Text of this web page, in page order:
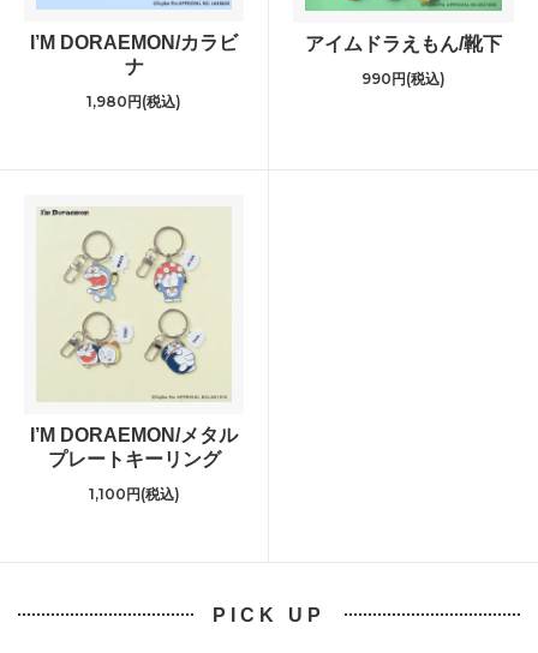
I’M DORAEMON/カラビ
ナ
1,980円(税込)
アイムドラえもん/靴下
990円(税込)
I’M DORAEMON/メタル
プレートキーリング
1,100円(税込)
PICK UP